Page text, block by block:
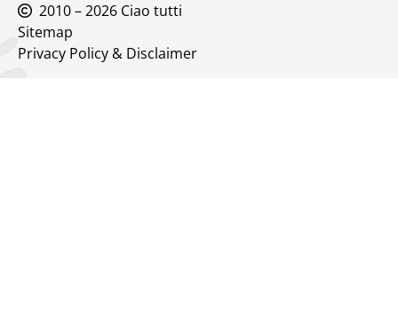
2010 – 2026 Ciao tutti
Sitemap
Privacy Policy & Disclaimer